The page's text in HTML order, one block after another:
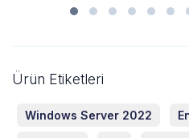
Ürün Etiketleri
Windows Server 2022